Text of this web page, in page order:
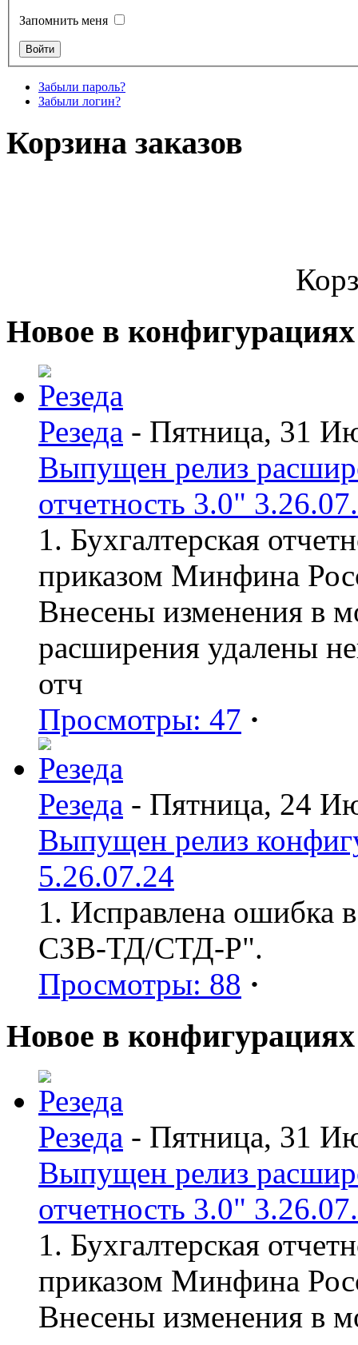
Запомнить меня
Забыли пароль?
Забыли логин?
Корзина заказов
Новое в конфигурациях
Резеда - Пятница, 31
Выпущен релиз
отчетность 3.0"
1. Бухгалтерская
приказом Минфина
Внесены изменения в
расширения удалены
отч
Просмотры: 47 ·
Резеда - Пятница, 24
Выпущен релиз
5.26.07.24
1. Исправлена ошибка
СЗВ-ТД/СТД-Р".
Просмотры: 88 ·
Новое в конфигурациях
Резеда - Пятница, 31
Выпущен релиз
отчетность 3.0"
1. Бухгалтерская
приказом Минфина
Внесены изменения в